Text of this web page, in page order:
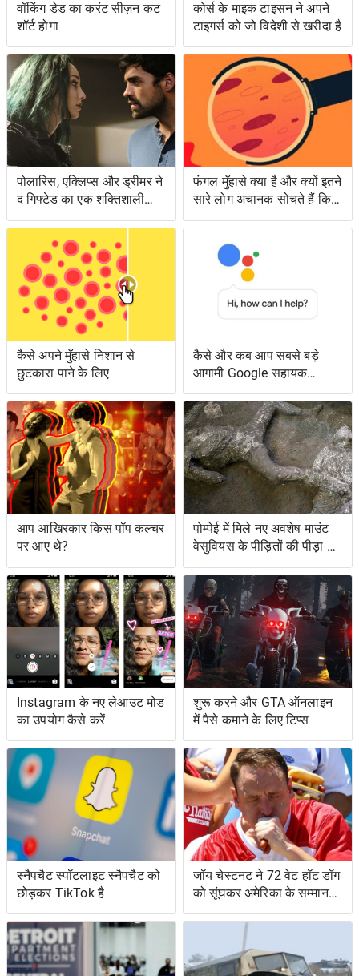
वॉकिंग डेड का करंट सीज़न कट
शॉर्ट होगा
कोर्स के माइक टाइसन ने अपने
टाइगर्स को जो विदेशी से खरीदा है
पोलारिस, एक्लिप्स और ड्रीमर ने
द गिफ्टेड का एक शक्तिशाली
एपिसोड लंगर डाला
फंगल मुँहासे क्या है और क्यों इतने
सारे लोग अचानक सोचते हैं कि
उनके पास क्या है?
कैसे अपने मुँहासे निशान से
छुटकारा पाने के लिए
कैसे और कब आप सबसे बड़े
आगामी Google सहायक
सुविधाओं तक पहुँच सकते हैं
आप आखिरकार किस पॉप कल्चर
पर आए थे?
पोम्पेई में मिले नए अवशेष माउंट
वेसुवियस के पीड़ितों की पीड़ा को
दर्शाते हैं
Instagram के नए लेआउट मोड
का उपयोग कैसे करें
शुरू करने और GTA ऑनलाइन
में पैसे कमाने के लिए टिप्स
स्नैपचैट स्पॉटलाइट स्नैपचैट को
छोड़कर TikTok है
जॉय चेस्टनट ने 72 वेट हॉट डॉग
को सूंघकर अमेरिका के सम्मान
की रक्षा की